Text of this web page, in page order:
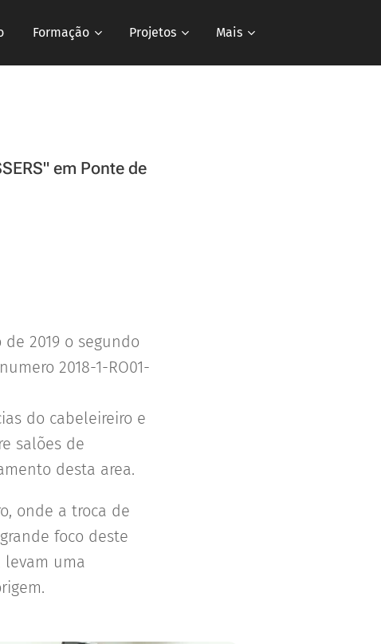
Formação Projetos Mais
em Ponte de
2019 o segundo
2018-1-RO01-
do cabeleireiro e
salões de
desta area.
onde a troca de
foco deste
levam uma